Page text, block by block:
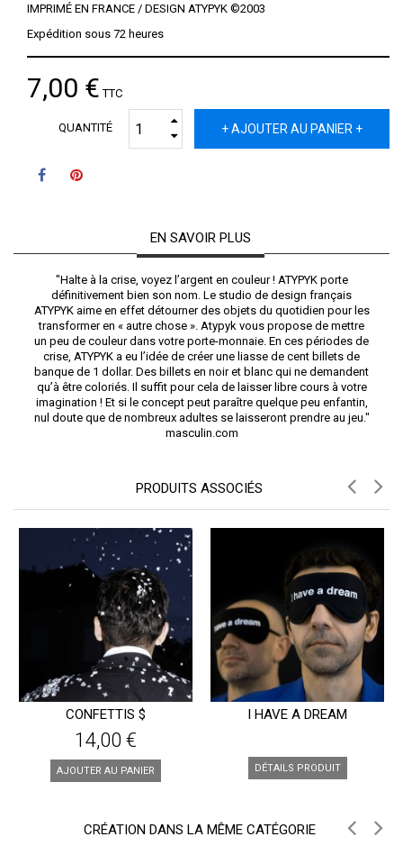
IMPRIMÉ EN FRANCE / DESIGN ATYPYK ©2003
Expédition sous 72 heures
7,00 € TTC
QUANTITÉ + AJOUTER AU PANIER +
EN SAVOIR PLUS
"Halte à la crise, voyez l’argent en couleur ! ATYPYK porte
définitivement bien son nom. Le studio de design français
ATYPYK aime en effet détourner des objets du quotidien pour les
transformer en « autre chose ». Atypyk vous propose de mettre
un peu de couleur dans votre porte-monnaie. En ces périodes de
crise, ATYPYK a eu l’idée de créer une liasse de cent billets de
banque de 1 dollar. Des billets en noir et blanc qui ne demandent
qu’à être coloriés. Il suffit pour cela de laisser libre cours à votre
imagination ! Et si le concept peut paraître quelque peu enfantin,
nul doute que de nombreux adultes se laisseront prendre au jeu."
masculin.com
PRODUITS ASSOCIÉS
CONFETTIS $
14,00 €
AJOUTER AU PANIER
I HAVE A DREAM
DÉTAILS PRODUIT
CRÉATION DANS LA MÊME CATÉGORIE